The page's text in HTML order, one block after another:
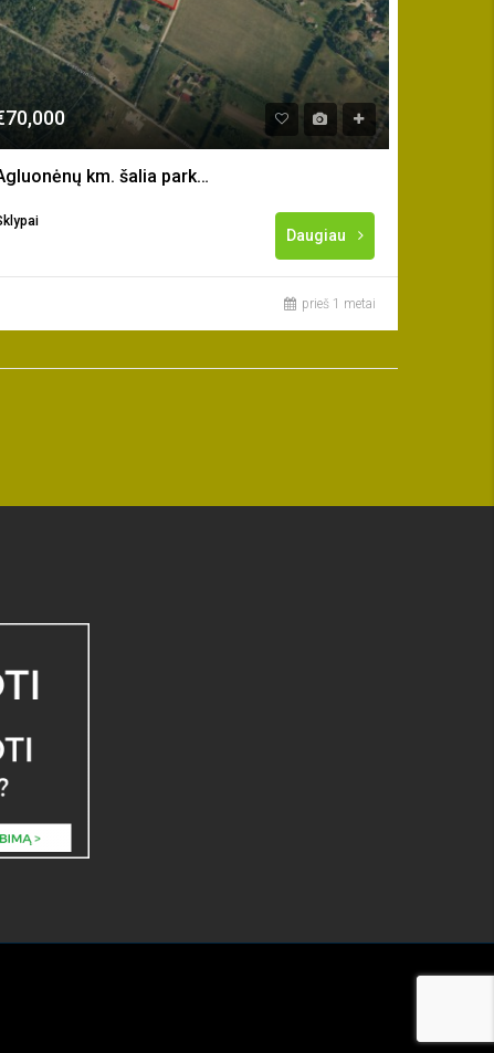
Agluonėnų km. šalia parko parduodamas 1,33 ha žemės sklypas
Daugiau
prieš 1 metai